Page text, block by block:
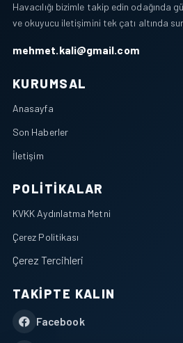
Havacılığı bizimle takip edin odağında
ve okuyucu iletişimini tek çatı altında
mehmet.kali@gmail.com
KURUMSAL
Anasayfa
Son Haberler
İletişim
POLITIKALAR
KVKK Aydınlatma Metni
Çerez Politikası
Çerez Tercihleri
TAKIPTE KALIN
Facebook